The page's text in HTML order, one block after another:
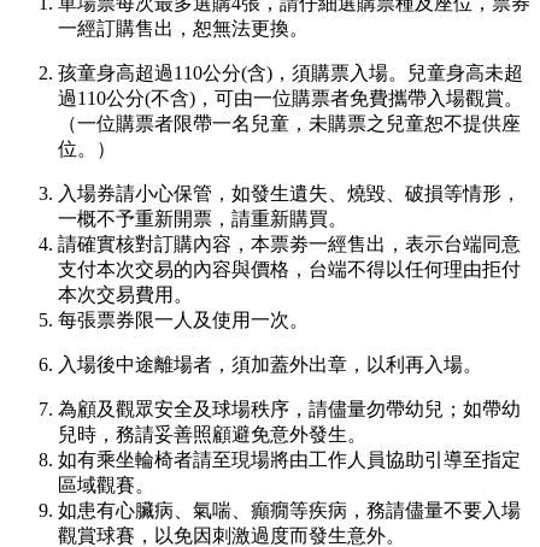
一經訂購售出，恕無法更換。
孩童身高超過110公分(含)，須購票入場。兒童身高未超
過110公分(不含)，可由一位購票者免費攜帶入場觀賞。
（一位購票者限帶一名兒童，未購票之兒童恕不提供座
位。）
入場券請小心保管，如發生遺失、燒毀、破損等情形，
一概不予重新開票，請重新購買。
請確實核對訂購內容，本票劵一經售出，表示台端同意
支付本次交易的內容與價格，台端不得以任何理由拒付
本次交易費用。
每張票券限一人及使用一次。
入場後中途離場者，須加蓋外出章，以利再入場。
為顧及觀眾安全及球場秩序，請儘量勿帶幼兒；如帶幼
兒時，務請妥善照顧避免意外發生。
如有乘坐輪椅者請至現場將由工作人員協助引導至指定
區域觀賽。
如患有心臟病、氣喘、癲癇等疾病，務請儘量不要入場
觀賞球賽，以免因刺激過度而發生意外。